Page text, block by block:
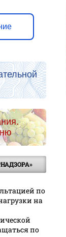
по
на
по